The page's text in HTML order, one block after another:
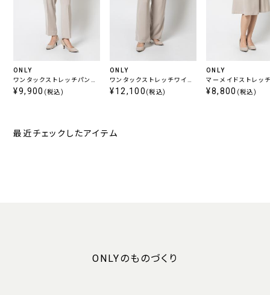
ONLY
ワンタックストレッチパンツ
ベージュ無地
¥9,900 (税込)
ONLY
ワンタックストレッチワイド
パンツ ベージュ無地
¥12,100 (税込)
ONLY
マーメイドストレッ
ト ベージュ無地
¥8,800 (税込)
最近チェックしたアイテム
ONLYのものづくり